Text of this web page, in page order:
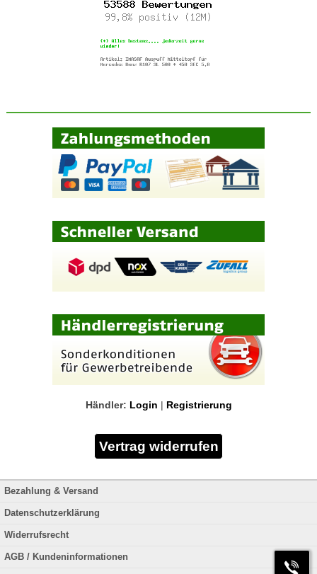
Händler: Login | Registrierung
Bezahlung & Versand
Datenschutzerklärung
Widerrufsrecht
AGB / Kundeninformationen